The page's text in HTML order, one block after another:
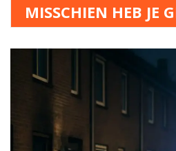
MISSCHIEN HEB JE